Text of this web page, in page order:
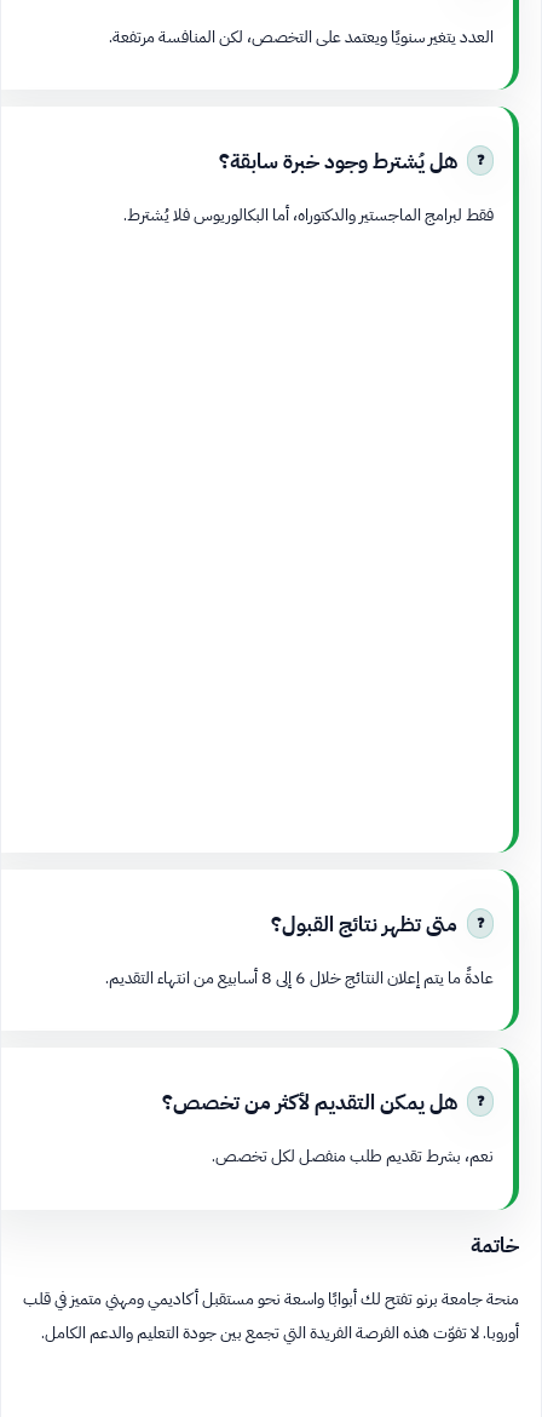
العدد يتغير سنويًا ويعتمد على التخصص، لكن المنافسة مرتفعة.
هل يُشترط وجود خبرة سابقة؟
فقط لبرامج الماجستير والدكتوراه، أما البكالوريوس فلا يُشترط.
متى تظهر نتائج القبول؟
عادةً ما يتم إعلان النتائج خلال 6 إلى 8 أسابيع من انتهاء التقديم.
هل يمكن التقديم لأكثر من تخصص؟
نعم، بشرط تقديم طلب منفصل لكل تخصص.
خاتمة
منحة جامعة برنو تفتح لك أبوابًا واسعة نحو مستقبل أكاديمي ومهني متميز في قلب
أوروبا. لا تفوّت هذه الفرصة الفريدة التي تجمع بين جودة التعليم والدعم الكامل.